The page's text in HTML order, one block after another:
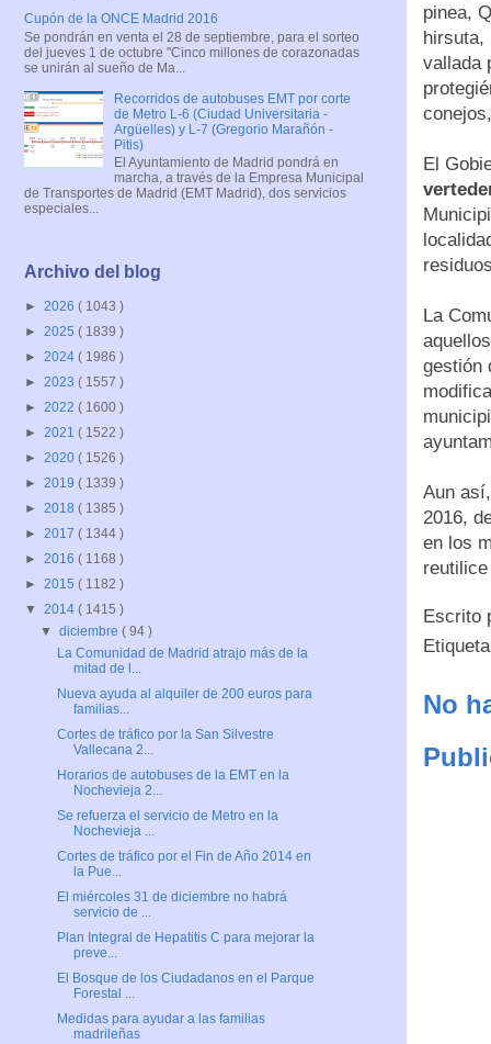
pinea,
hirsuta,
vallada
El
La
gestión
Aun
2016,
en los
Escrito
No
Cupón de la ONCE Madrid 2016
Se pondrán en venta el 28 de septiembre, para el sorteo
del jueves 1 de octubre "Cinco millones de corazonadas
se unirán al sueño de Ma...
Recorridos de autobuses EMT por corte
de Metro L-6 (Ciudad Universitaria -
Argüelles) y L-7 (Gregorio Marañón -
Pitis)
El Ayuntamiento de Madrid pondrá en
marcha, a través de la Empresa Municipal
de Transportes de Madrid (EMT Madrid), dos servicios
especiales...
Archivo del blog
► 2026 ( 1043 )
► 2025 ( 1839 )
► 2024 ( 1986 )
► 2023 ( 1557 )
► 2022 ( 1600 )
► 2021 ( 1522 )
► 2020 ( 1526 )
► 2019 ( 1339 )
► 2018 ( 1385 )
► 2017 ( 1344 )
► 2016 ( 1168 )
► 2015 ( 1182 )
▼ 2014 ( 1415 )
▼diciembre( 94 )
La Comunidad de Madrid atrajo más de la
mitad de l...
Nueva ayuda al alquiler de 200 euros para
familias...
Cortes de tráfico por la San Silvestre
Vallecana 2...
Horarios de autobuses de la EMT en la
Nochevieja 2...
Se refuerza el servicio de Metro en la
Nochevieja ...
Cortes de tráfico por el Fin de Año 2014 en
la Pue...
El miércoles 31 de diciembre no habrá
servicio de ...
Plan Integral de Hepatitis C para mejorar la
preve...
El Bosque de los Ciudadanos en el Parque
Forestal ...
Medidas para ayudar a las familias
madrileñas